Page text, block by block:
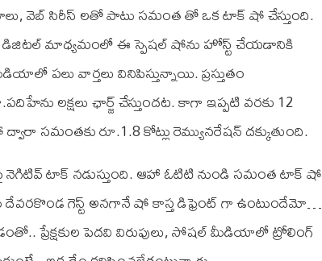
వెబ్ సిరీస్ లతో పాటు సమంత తో ఒక టాక్ షో చేస్తుంది.
డిజిటల్‌ మాధ్యమంలో ఈ స్పెషల్‌ షోను హోస్ట్‌ చేయడానికి
పలు వార్తలు వినిపిస్తున్నాయి. ప్రస్తుతం
లక్షలు ఛార్జ్‌ చేస్తుందట. కాగా ఇప్పటి వరకు 12
సమంతకు రూ.1.8 కోట్లు రెమ్యునరేషన్‌ దక్కుతుంది.
టాక్ నడుస్తుంది. ఆహా ఓటిటి నుండి సమంత టాక్ షో
గెస్ట్ అనగానే షో కాస్త డిఫ్రెంట్ గా ఉంటుందేమో…
ప్రేక్షకుల పెదవి విరుపులు, సోషల్ మీడియాలో ట్రోలింగ్